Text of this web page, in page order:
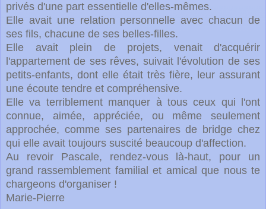
privés d'une part essentielle d'elles-mêmes.
Elle avait une relation personnelle avec chacun de
ses fils, chacune de ses belles-filles.
Elle avait plein de projets, venait d'acquérir
l'appartement de ses rêves, suivait l'évolution de ses
petits-enfants, dont elle était très fière, leur assurant
une écoute tendre et compréhensive.
Elle va terriblement manquer à tous ceux qui l'ont
connue, aimée, appréciée, ou même seulement
approchée, comme ses partenaires de bridge chez
qui elle avait toujours suscité beaucoup d'affection.
Au revoir Pascale, rendez-vous là-haut, pour un
grand rassemblement familial et amical que nous te
chargeons d'organiser !
Marie-Pierre